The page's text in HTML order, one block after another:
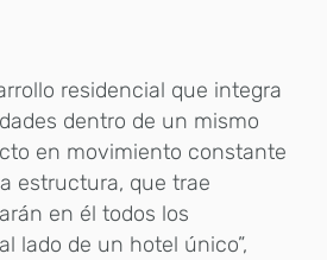
residencial que integra
dentro de un mismo
en movimiento constante
estructura, que trae
en él todos los
lado de un hotel único”,